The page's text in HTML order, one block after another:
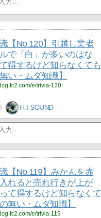
【No.120】引越し業者
で「白」が多いのはな
得するけど知らなくても
い・ムダ知識】
e/trivia-120
H.I-SOUND
【No.119】みかんを赤
れると売れ行きが上が
て得するけど知らなくて
無い・ムダ知識】
e/trivia-119